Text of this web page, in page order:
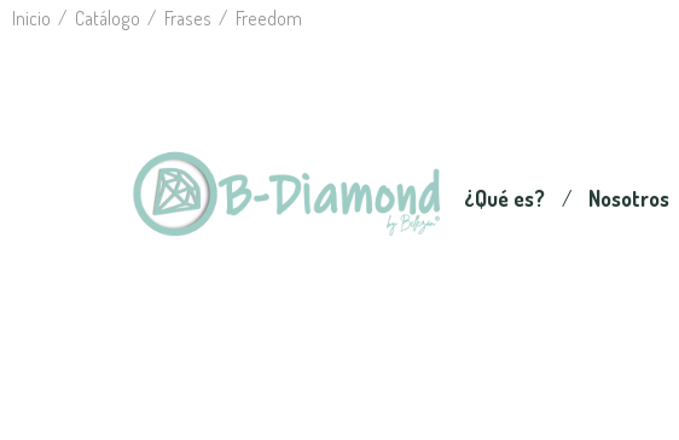
Inicio Catálogo Frases Freedom
¿Qué es? Nosotros